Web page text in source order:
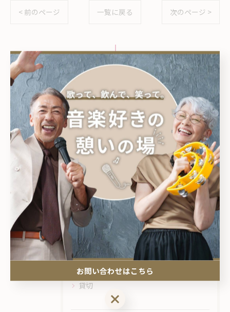
< 前のページ 一覧に戻る 次のページ >
関連タグ
#カラオケ
カテゴリー Categories
全てのカテゴリー
シーシャ
昼カラ
ライブ
パブ
貸切
お問い合わせはこちら
お問い合わせはこちら